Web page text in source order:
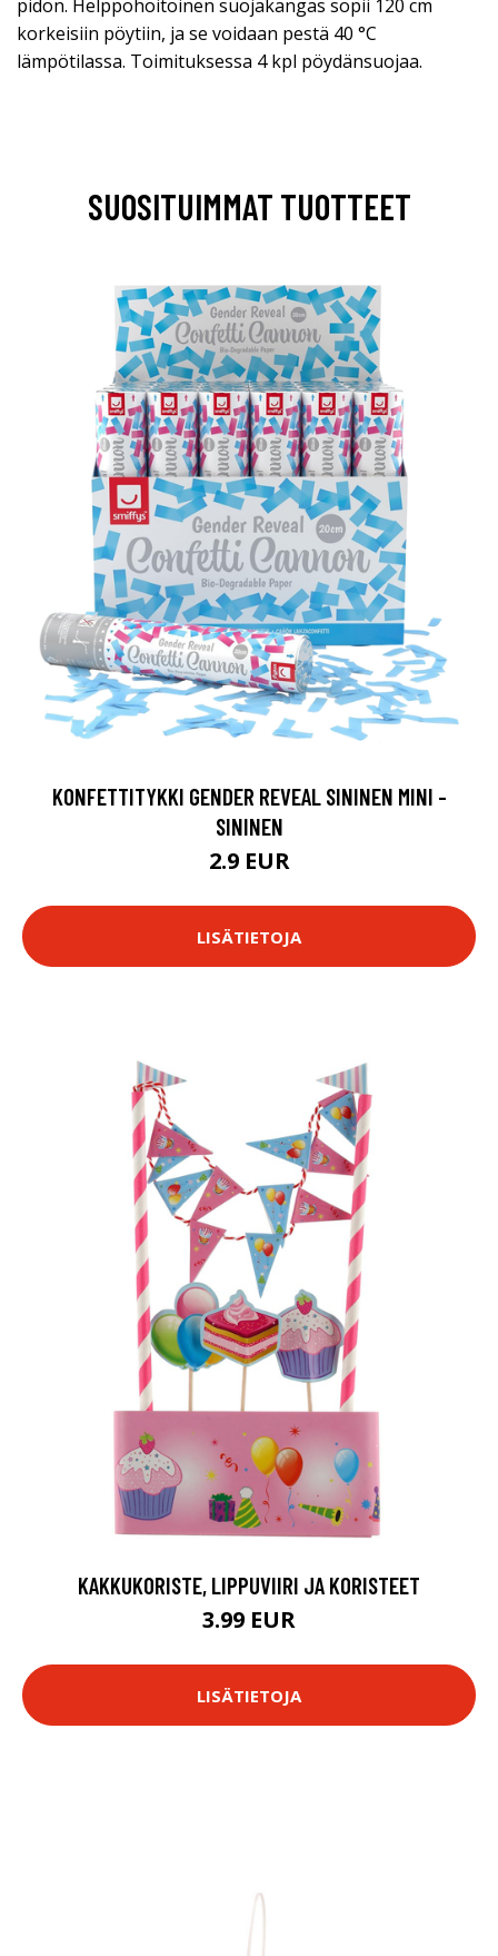
pidon. Helppohoitoinen suojakangas sopii 120 cm
korkeisiin pöytiin, ja se voidaan pestä 40 °C
lämpötilassa. Toimituksessa 4 kpl pöydänsuojaa.
SUOSITUIMMAT TUOTTEET
KONFETTITYKKI GENDER REVEAL SININEN MINI -
SININEN
2.9 EUR
LISÄTIETOJA
KAKKUKORISTE, LIPPUVIIRI JA KORISTEET
3.99 EUR
LISÄTIETOJA